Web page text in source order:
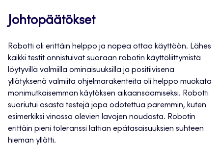
Johtopäätökset
Robotti oli erittäin helppo ja nopea ottaa käyttöön. Lähes
kaikki testit onnistuivat suoraan robotin käyttöliittymistä
löytyvillä valmiilla ominaisuuksilla ja positiivisena
yllätyksenä valmiita ohjelmarakenteita oli helppo muokata
monimutkaisemman käytöksen aikaansaamiseksi. Robotti
suoriutui osasta testejä jopa odotettua paremmin, kuten
esimerkiksi vinossa olevien lavojen noudosta. Robotin
erittäin pieni toleranssi lattian epätasaisuuksien suhteen
hieman yllätti.